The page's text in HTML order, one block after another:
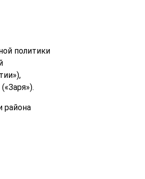
политики
района